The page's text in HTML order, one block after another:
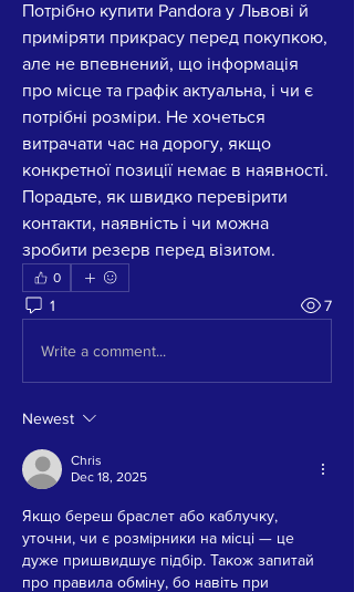
Потрібно купити Pandora у Львові й
приміряти прикрасу перед покупкою,
але не впевнений, що інформація
про місце та графік актуальна, і чи є
потрібні розміри. Не хочеться
витрачати час на дорогу, якщо
конкретної позиції немає в наявності.
Порадьте, як швидко перевірити
контакти, наявність і чи можна
зробити резерв перед візитом.
0
1 7
Write a comment...
Newest
Chris
Dec 18, 2025
Якщо береш браслет або каблучку,
уточни, чи є розмірники на місці — це
дуже пришвидшує підбір. Також запитай
про правила обміну, бо навіть при